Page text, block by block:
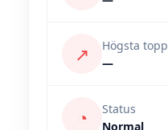
↗
Högsta topp
—
◔
Status
Normal